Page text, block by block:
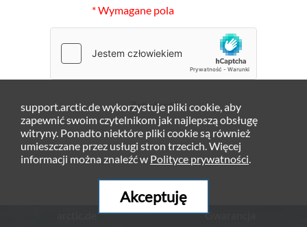
* Wymagane pola
Zatwierdź
Gwarancja
support.arctic.de wykorzystuje pliki cookie, aby
zapewnić swoim czytelnikom jak najlepszą obsługę
witryny. Ponadto niektóre pliki cookie są również
umieszczane przez usługi stron trzecich. Więcej
informacji można znaleźć w Polityce prywatności.
Akceptuję